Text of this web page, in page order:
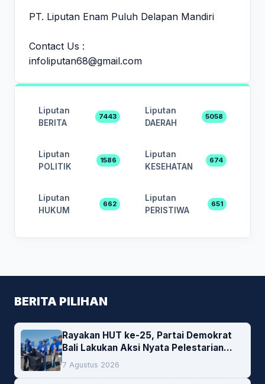
PT. Liputan Enam Puluh Delapan Mandiri
Contact Us :
infoliputan68@gmail.com
Liputan
BERITA
7443
Liputan
DAERAH
5058
Liputan
POLITIK
1586
Liputan
KESEHATAN
674
Liputan
HUKUM
662
Liputan
PERISTIWA
651
BERITA PILIHAN
Rayakan HUT ke-25, Partai Demokrat
Bali Lakukan Aksi Nyata Pelestarian
Lingkungan
7 Agustus 2026